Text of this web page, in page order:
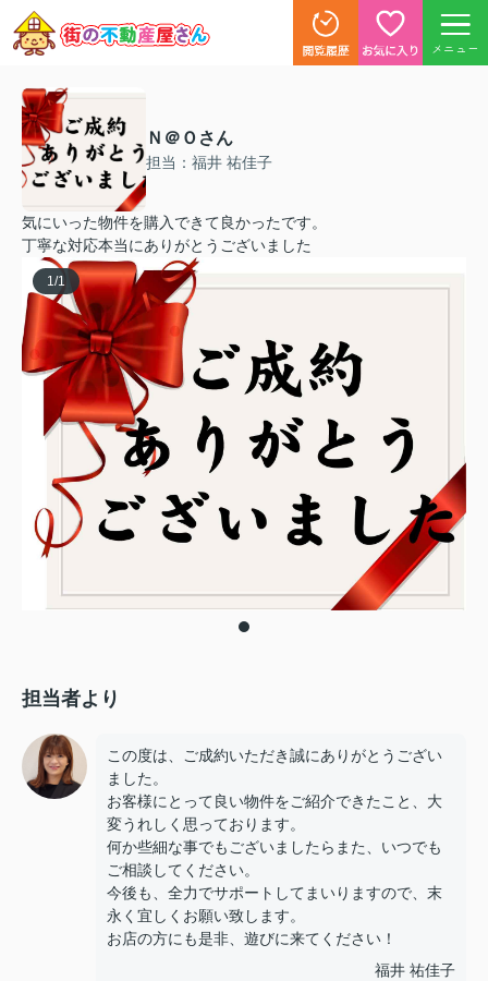
メニュー
Ｎ＠Ｏさん
担当：福井 祐佳子
気にいった物件を購入できて良かったです。
丁寧な対応本当にありがとうございました
1 /1
担当者より
この度は、ご成約いただき誠にありがとうござい
ました。
お客様にとって良い物件をご紹介できたこと、大
変うれしく思っております。
何か些細な事でもございましたらまた、いつでも
ご相談してください。
今後も、全力でサポートしてまいりますので、末
永く宜しくお願い致します。
お店の方にも是非、遊びに来てください！
福井 祐佳子